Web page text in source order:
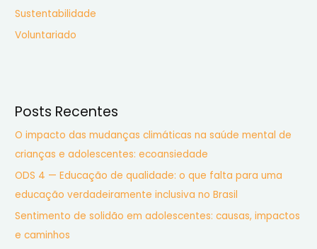
Sustentabilidade
Voluntariado
Posts Recentes
O impacto das mudanças climáticas na saúde mental de
crianças e adolescentes: ecoansiedade
ODS 4 — Educação de qualidade: o que falta para uma
educação verdadeiramente inclusiva no Brasil
Sentimento de solidão em adolescentes: causas, impactos
e caminhos